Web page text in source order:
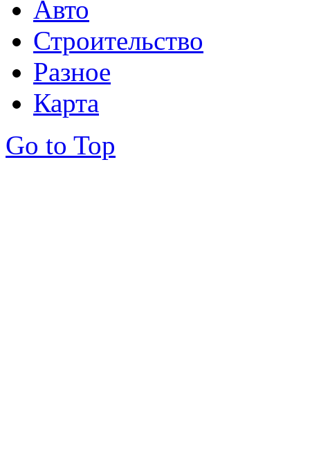
Авто
Строительство
Разное
Карта
Go to Top